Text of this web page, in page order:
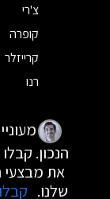
צ'רי
קופרה
קרייזלר
רנו
הנכון.
את מבצעי
שלנו.